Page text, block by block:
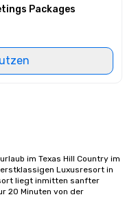
Packages
im Texas Hill Country im
Luxusresort in
liegt inmitten sanfter
20 Minuten von der